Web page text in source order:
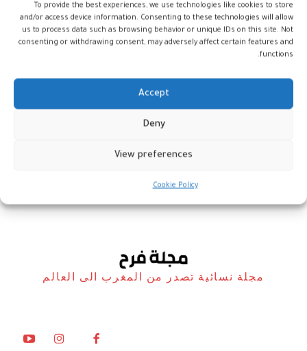
To provide the best experiences, we use technologies like cookies to store
and/or access device information. Consenting to these technologies will allow
us to process data such as browsing behavior or unique IDs on this site. Not
consenting or withdrawing consent, may adversely affect certain features and
functions.
Accept
Deny
View preferences
Cookie Policy
“البطريق العنيد”: من لقطة وثائقية
مجلة نسائية تصدر من المغرب الى العالم